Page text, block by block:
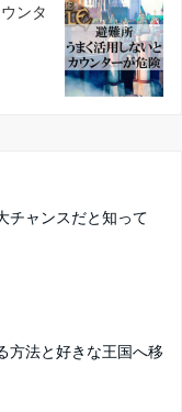
ンタ
チャンスだと知って
方法と好きな王国へ移